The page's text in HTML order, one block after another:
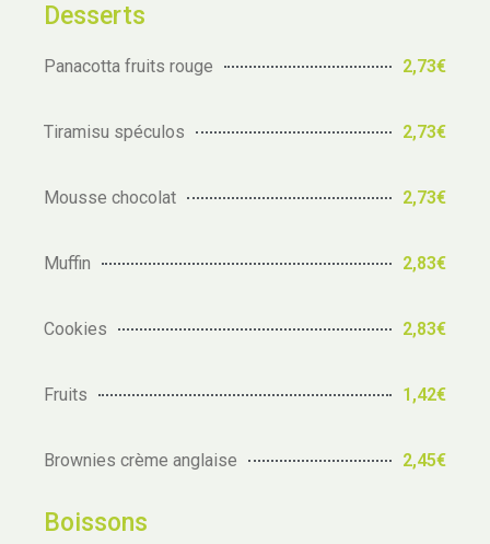
Desserts
Panacotta fruits rouge 2,73€
Tiramisu spéculos 2,73€
Mousse chocolat 2,73€
Muffin 2,83€
Cookies 2,83€
Fruits 1,42€
Brownies crème anglaise 2,45€
Boissons